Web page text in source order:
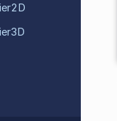
2D
3D